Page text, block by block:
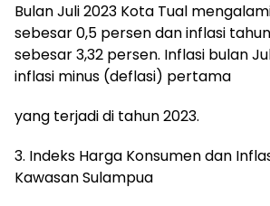
Bulan Juli 2023 Kota Tual
sebesar 0,5 persen dan inflasi
sebesar 3,32 persen. Inflasi bulan
inflasi minus (deflasi) pertama
yang terjadi di tahun 2023.
3. Indeks Harga Konsumen dan
Kawasan Sulampua